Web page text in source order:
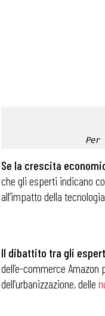
Per
Se la crescita
che gli esperti indicano
all’impatto della
Il dibattito tra gli
dell’e-commerce
dell’urbanizzazione, delle